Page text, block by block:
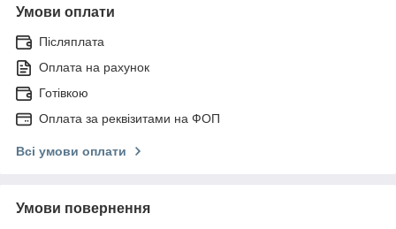
Умови оплати
Післяплата
Оплата на рахунок
Готівкою
Оплата за реквізитами на ФОП
Всі умови оплати
Умови повернення